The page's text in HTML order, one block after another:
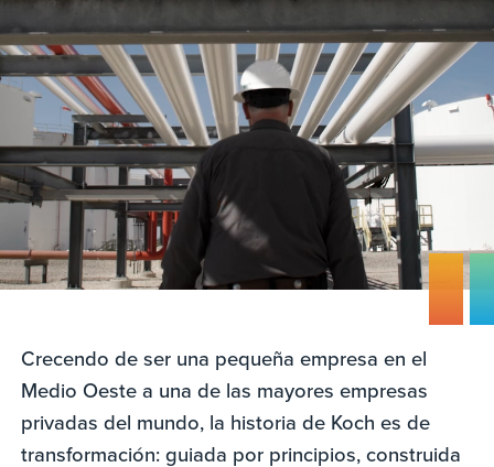
Crecendo de ser una pequeña empresa en el
Medio Oeste a una de las mayores empresas
privadas del mundo, la historia de Koch es de
transformación: guiada por principios, construida